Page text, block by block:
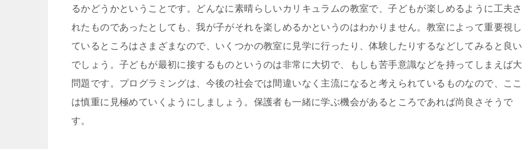
るかどうかということです。どんなに素晴らしいカリキュラムの教室で、子どもが楽しめるように工夫さ
れたものであったとしても、我が子がそれを楽しめるかというのはわかりません。教室によって重要視し
ているところはさまざまなので、いくつかの教室に見学に行ったり、体験したりするなどしてみると良い
でしょう。子どもが最初に接するものというのは非常に大切で、もしも苦手意識などを持ってしまえば大
問題です。プログラミングは、今後の社会では間違いなく主流になると考えられているものなので、ここ
は慎重に見極めていくようにしましょう。保護者も一緒に学ぶ機会があるところであれば尚良さそうで
す。